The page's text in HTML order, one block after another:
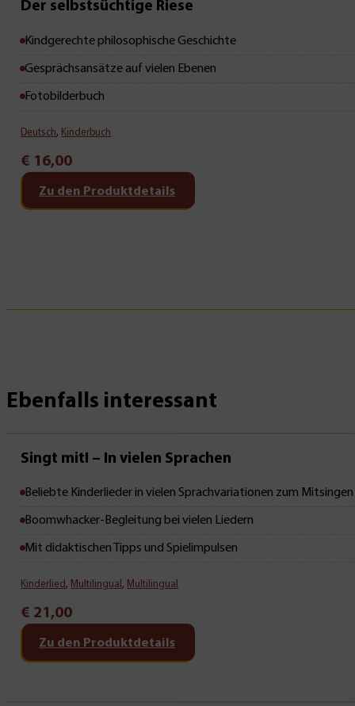
Mit Leseprobe!
Der selbstsüchtige Riese
Kindgerechte philosophische Geschichte
Gesprächsansätze auf vielen Ebenen
Fotobilderbuch
Deutsch, Kinderbuch
€ 16,00
Zu den Produktdetails
Ebenfalls interessant
Neu • Neu • Neu
Singt mit! – In vielen Sprachen
Beliebte Kinderlieder in vielen Sprachvariationen zum Mitsingen
Boomwhacker-Begleitung bei vielen Liedern
Mit didaktischen Tipps und Spielimpulsen
Kinderlied , Multilingual , Multilingual
€ 21,00
Zu den Produktdetails